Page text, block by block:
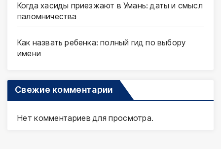
Когда хасиды приезжают в Умань: даты и смысл
паломничества
Как назвать ребенка: полный гид по выбору
имени
Свежие комментарии
Нет комментариев для просмотра.